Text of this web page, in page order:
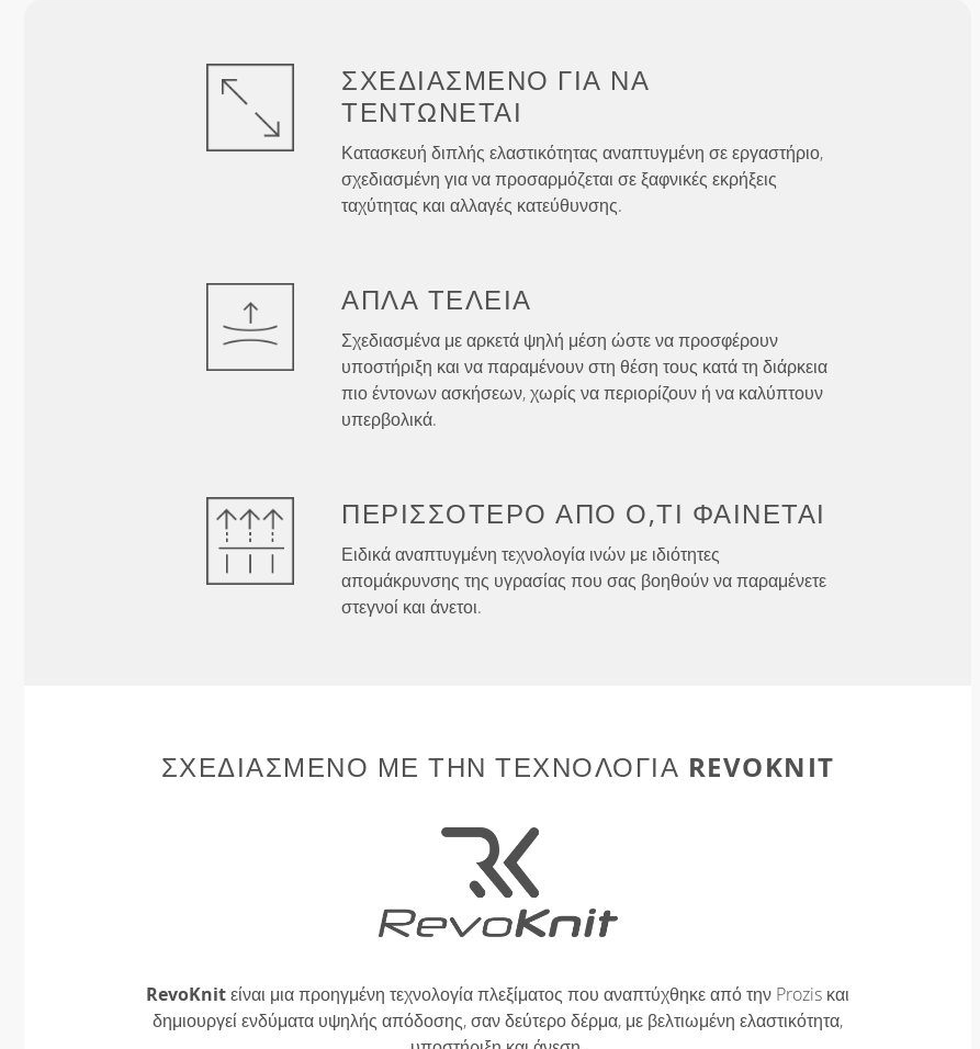
ΣΧΕΔΙΑΣΜΈΝΟ ΓΙΑ ΝΑ
ΤΕΝΤΏΝΕΤΑΙ
Κατασκευή διπλής ελαστικότητας αναπτυγμένη σε εργαστήριο,
σχεδιασμένη για να προσαρμόζεται σε ξαφνικές εκρήξεις
ταχύτητας και αλλαγές κατεύθυνσης.
ΑΠΛΆ ΤΈΛΕΙΑ
Σχεδιασμένα με αρκετά ψηλή μέση ώστε να προσφέρουν
υποστήριξη και να παραμένουν στη θέση τους κατά τη διάρκεια
πιο έντονων ασκήσεων, χωρίς να περιορίζουν ή να καλύπτουν
υπερβολικά.
ΠΕΡΙΣΣΌΤΕΡΟ ΑΠΌ Ό,ΤΙ ΦΑΊΝΕΤΑΙ
Ειδικά αναπτυγμένη τεχνολογία ινών με ιδιότητες
απομάκρυνσης της υγρασίας που σας βοηθούν να παραμένετε
στεγνοί και άνετοι.
ΣΧΕΔΙΑΣΜΈΝΟ ΜΕ ΤΗΝ ΤΕΧΝΟΛΟΓΊΑ REVOKNIT
RevoKnitείναι μια προηγμένη τεχνολογία πλεξίματος που αναπτύχθηκε από την Prozis και
δημιουργεί ενδύματα υψηλής απόδοσης, σαν δεύτερο δέρμα, με βελτιωμένη ελαστικότητα,